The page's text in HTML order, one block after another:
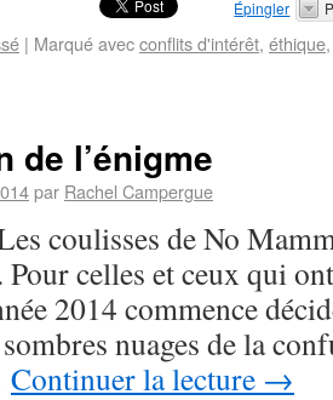
Épingler
| Marqué avecconflits d'intérêt, éthique
de l’énigme
par Rachel Campergue
coulisses de No
celles et ceux qui
2014 commence
nuages de la
Continuer la lecture →